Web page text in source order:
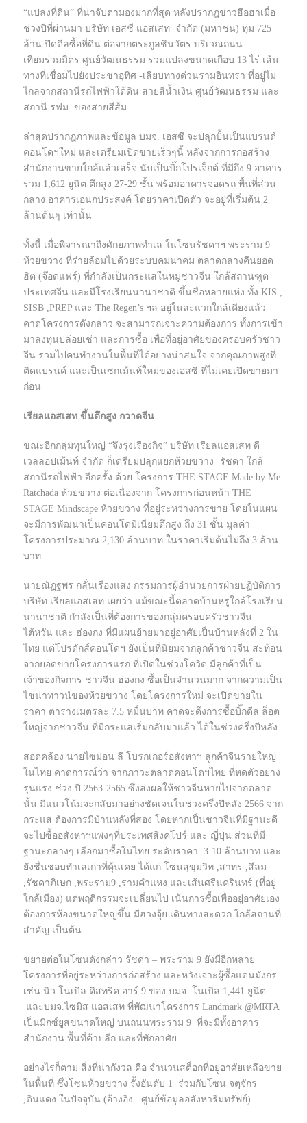
“แปลงที่ดิน” ที่น่าจับตามองมากที่สุด หลังปรากฎข่าวฮือฮาเมื่อ
ช่วงปีที่ผ่านมา บริษัท เอสซี แอสเสท จำกัด (มหาชน) ทุ่ม 725
ล้าน ปิดดีลซื้อที่ดิน ต่อจากตระกูลชินวัตร บริเวณถนน
เทียมร่วมมิตร ศูนย์วัฒนธรรม รวมแปลงขนาดเกือบ 13 ไร่ เส้น
ทางที่เชื่อมไปยังประชาอุทิศ -เลียบทางด่วนรามอินทรา ที่อยู่ไม่
ไกลจากสถานีรถไฟฟ้าใต้ดิน สายสีน้ำเงิน ศูนย์วัฒนธรรม และ
สถานี รฟม. ของสายสีส้ม
ล่าสุดปรากฎภาพและข้อมูล บมจ. เอสซี จะปลุกปั้นเป็นแบรนด์
คอนโดฯใหม่ และเตรียมเปิดขายเร็วๆนี้ หลังจากการก่อสร้าง
สำนักงานขายใกล้แล้วเสร็จ นับเป็นบิ๊กโปรเจ็กต์ ที่มีถึง 9 อาคาร
รวม 1,612 ยูนิต ตึกสูง 27-29 ชั้น พร้อมอาคารจอดรถ พื้นที่ส่วน
กลาง อาคารเอนกประสงค์ โดยราคาเปิดตัว จะอยู่ที่เริ่มต้น 2
ล้านต้นๆ เท่านั้น
ทั้งนี้ เมื่อพิจารณาถึงศักยภาพทำเล ในโซนรัชดาฯ พระราม 9
ห้วยขวาง ที่ร่ายล้อมไปด้วยระบบคมนาคม ตลาดกลางคืนยอด
ฮิต (จ๊อดแฟร์) ที่กำลังเป็นกระแสในหมู่ชาวจีน ใกล้สถานฑูต
ประเทศจีน และมีโรงเรียนนานาชาติ ขึ้นชื่อหลายแห่ง ทั้ง KIS ,
SISB ,PREP และ The Regen’s ฯล อยู่ในละแวกใกล้เคียงแล้ว
คาดโครงการดังกล่าว จะสามารถเจาะความต้องการ ทั้งการเข้า
มาลงทุนปล่อยเช่า และการซื้อ เพื่อที่อยู่อาศัยของครอบครัวชาว
จีน รวมไปคนทำงานในพื้นที่ได้อย่างน่าสนใจ จากคุณภาพสูงที่
ติดแบรนด์ และเป็นเซกเม้นท์ใหม่ของเอสซี ที่ไม่เคยเปิดขายมา
ก่อน
เรียลแอสเสท ขึ้นตึกสูง กวาดจีน
ขณะอีกกลุ่มทุนใหญ่ “จึงรุ่งเรืองกิจ” บริษัท เรียลแอสเสท ดี
เวลลอปเม้นท์ จำกัด ก็เตรียมปลุกแยกห้วยขวาง- รัชดา ใกล้
สถานีรถไฟฟ้า อีกครั้ง ด้วย โครงการ THE STAGE Made by Me
Ratchada ห้วยขวาง ต่อเนื่องจาก โครงการก่อนหน้า THE
STAGE Mindscape ห้วยขวาง ที่อยู่ระหว่างการขาย โดยในแผน
จะมีการพัฒนาเป็นคอนโดมิเนียมตึกสูง ถึง 31 ชั้น มูลค่า
โครงการประมาณ 2,130 ล้านบาท ในราคาเริ่มต้นไม่ถึง 3 ล้าน
บาท
นายณัฏฐพร กลั่นเรืองแสง กรรมการผู้อำนวยการฝ่ายปฏิบัติการ
บริษัท เรียลแอสเสท เผยว่า แม้ขณะนี้ตลาดบ้านหรูใกล้โรงเรียน
นานาชาติ กำลังเป็นที่ต้องการของกลุ่มครอบครัวชาวจีน
ไต้หวัน และ ฮ่องกง ที่มีแผนย้ายมาอยู่อาศัยเป็นบ้านหลังที่ 2 ใน
ไทย แต่โปรดักส์คอนโดฯ ยังเป็นที่นิยมจากลูกค้าชาวจีน สะท้อน
จากยอดขายโครงการแรก ที่เปิดในช่วงโควิด มีลูกค้าที่เป็น
เจ้าของกิจการ ชาวจีน ฮ่องกง ซื้อเป็นจำนวนมาก จากความเป็น
ไชน่าทาวน์ของห้วยขวาง โดยโครงการใหม่ จะเปิดขายใน
ราคา ตารางเมตรละ 7.5 หมื่นบาท คาดจะดึงการซื้อบิ๊กดีล ล็อต
ใหญ่จากชาวจีน ที่มีกระแสเริ่มกลับมาแล้ว ได้ในช่วงครึ่งปีหลัง
สอดคล้อง นายไซม่อน ลี โบรกเกอร์อสังหาฯ ลูกค้าจีนรายใหญ่
ในไทย คาดการณ์ว่า จากภาวะตลาดคอนโดฯไทย ที่หดตัวอย่าง
รุนแรง ช่วง ปี 2563-2565 ซึ่งส่งผลให้ชาวจีนหายไปจากตลาด
นั้น มีแนวโน้มจะกลับมาอย่างชัดเจนในช่วงครึ่งปีหลัง 2566 จาก
กระแส ต้องการมีบ้านหลังที่สอง โดยหากเป็นชาวจีนที่มีฐานะดี
จะไปซื้ออสังหาฯแพงๆที่ประเทศสิงคโปร์ และ ญี่ปุ่น ส่วนที่มี
ฐานะกลางๆ เลือกมาซื้อในไทย ระดับราคา 3-10 ล้านบาท และ
ยังชื่นชอบทำเลเก่าที่คุ้นเคย ได้แก่ โซนสุขุมวิท ,สาทร ,สีลม
,รัชดาภิเษก ,พระราม9 ,รามคำแหง และเส้นศรีนครินทร์ (ที่อยู่
ใกล้เมือง) แต่พฤติกรรมจะเปลี่ยนไป เน้นการซื้อเพื่ออยู่อาศัยเอง
ต้องการห้องขนาดใหญ่ขึ้น มีฮวงจุ้ย เดินทางสะดวก ใกล้สถานที่
สำคัญ เป็นต้น
ขยายต่อในโซนดังกล่าว รัชดา – พระราม 9 ยังมีอีกหลาย
โครงการที่อยู่ระหว่างการก่อสร้าง และหวังเจาะผู้ซื้อแดนมังกร
เช่น นิว โนเบิล ดิสทริค อาร์ 9 ของ บมจ. โนเบิล 1,441 ยูนิต
และบมจ.ไซมิส แอสเสท ที่พัฒนาโครงการ Landmark @MRTA
เป็นมิกซ์ยูสขนาดใหญ่ บนถนนพระราม 9 ที่จะมีทั้งอาคาร
สำนักงาน พื้นที่ค้าปลีก และที่พักอาศัย
อย่างไรก็ตาม สิ่งที่น่ากังวล คือ จำนวนสต็อกที่อยู่อาศัยเหลือขาย
ในพื้นที่ ซึ่งโซนห้วยขวาง รั้งอันดับ 1 ร่วมกับโซน จตุจักร
,ดินแดง ในปัจจุบัน (อ้างอิง : ศูนย์ข้อมูลอสังหาริมทรัพย์)